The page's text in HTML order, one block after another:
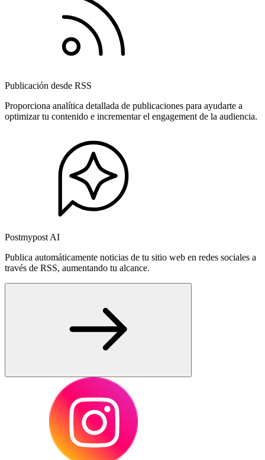
Publicación desde RSS
Proporciona analítica detallada de publicaciones para ayudarte a
optimizar tu contenido e incrementar el engagement de la audiencia.
Postmypost AI
Publica automáticamente noticias de tu sitio web en redes sociales a
través de RSS, aumentando tu alcance.